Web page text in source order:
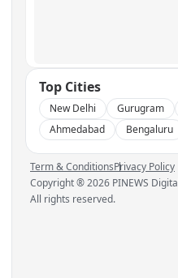
Top Cities
New Delhi Gurugram
Ahmedabad
Bengaluru
Term & ConditionsPrivacy Policy
Copyright ®2026 PINEWS
All rights reserved.